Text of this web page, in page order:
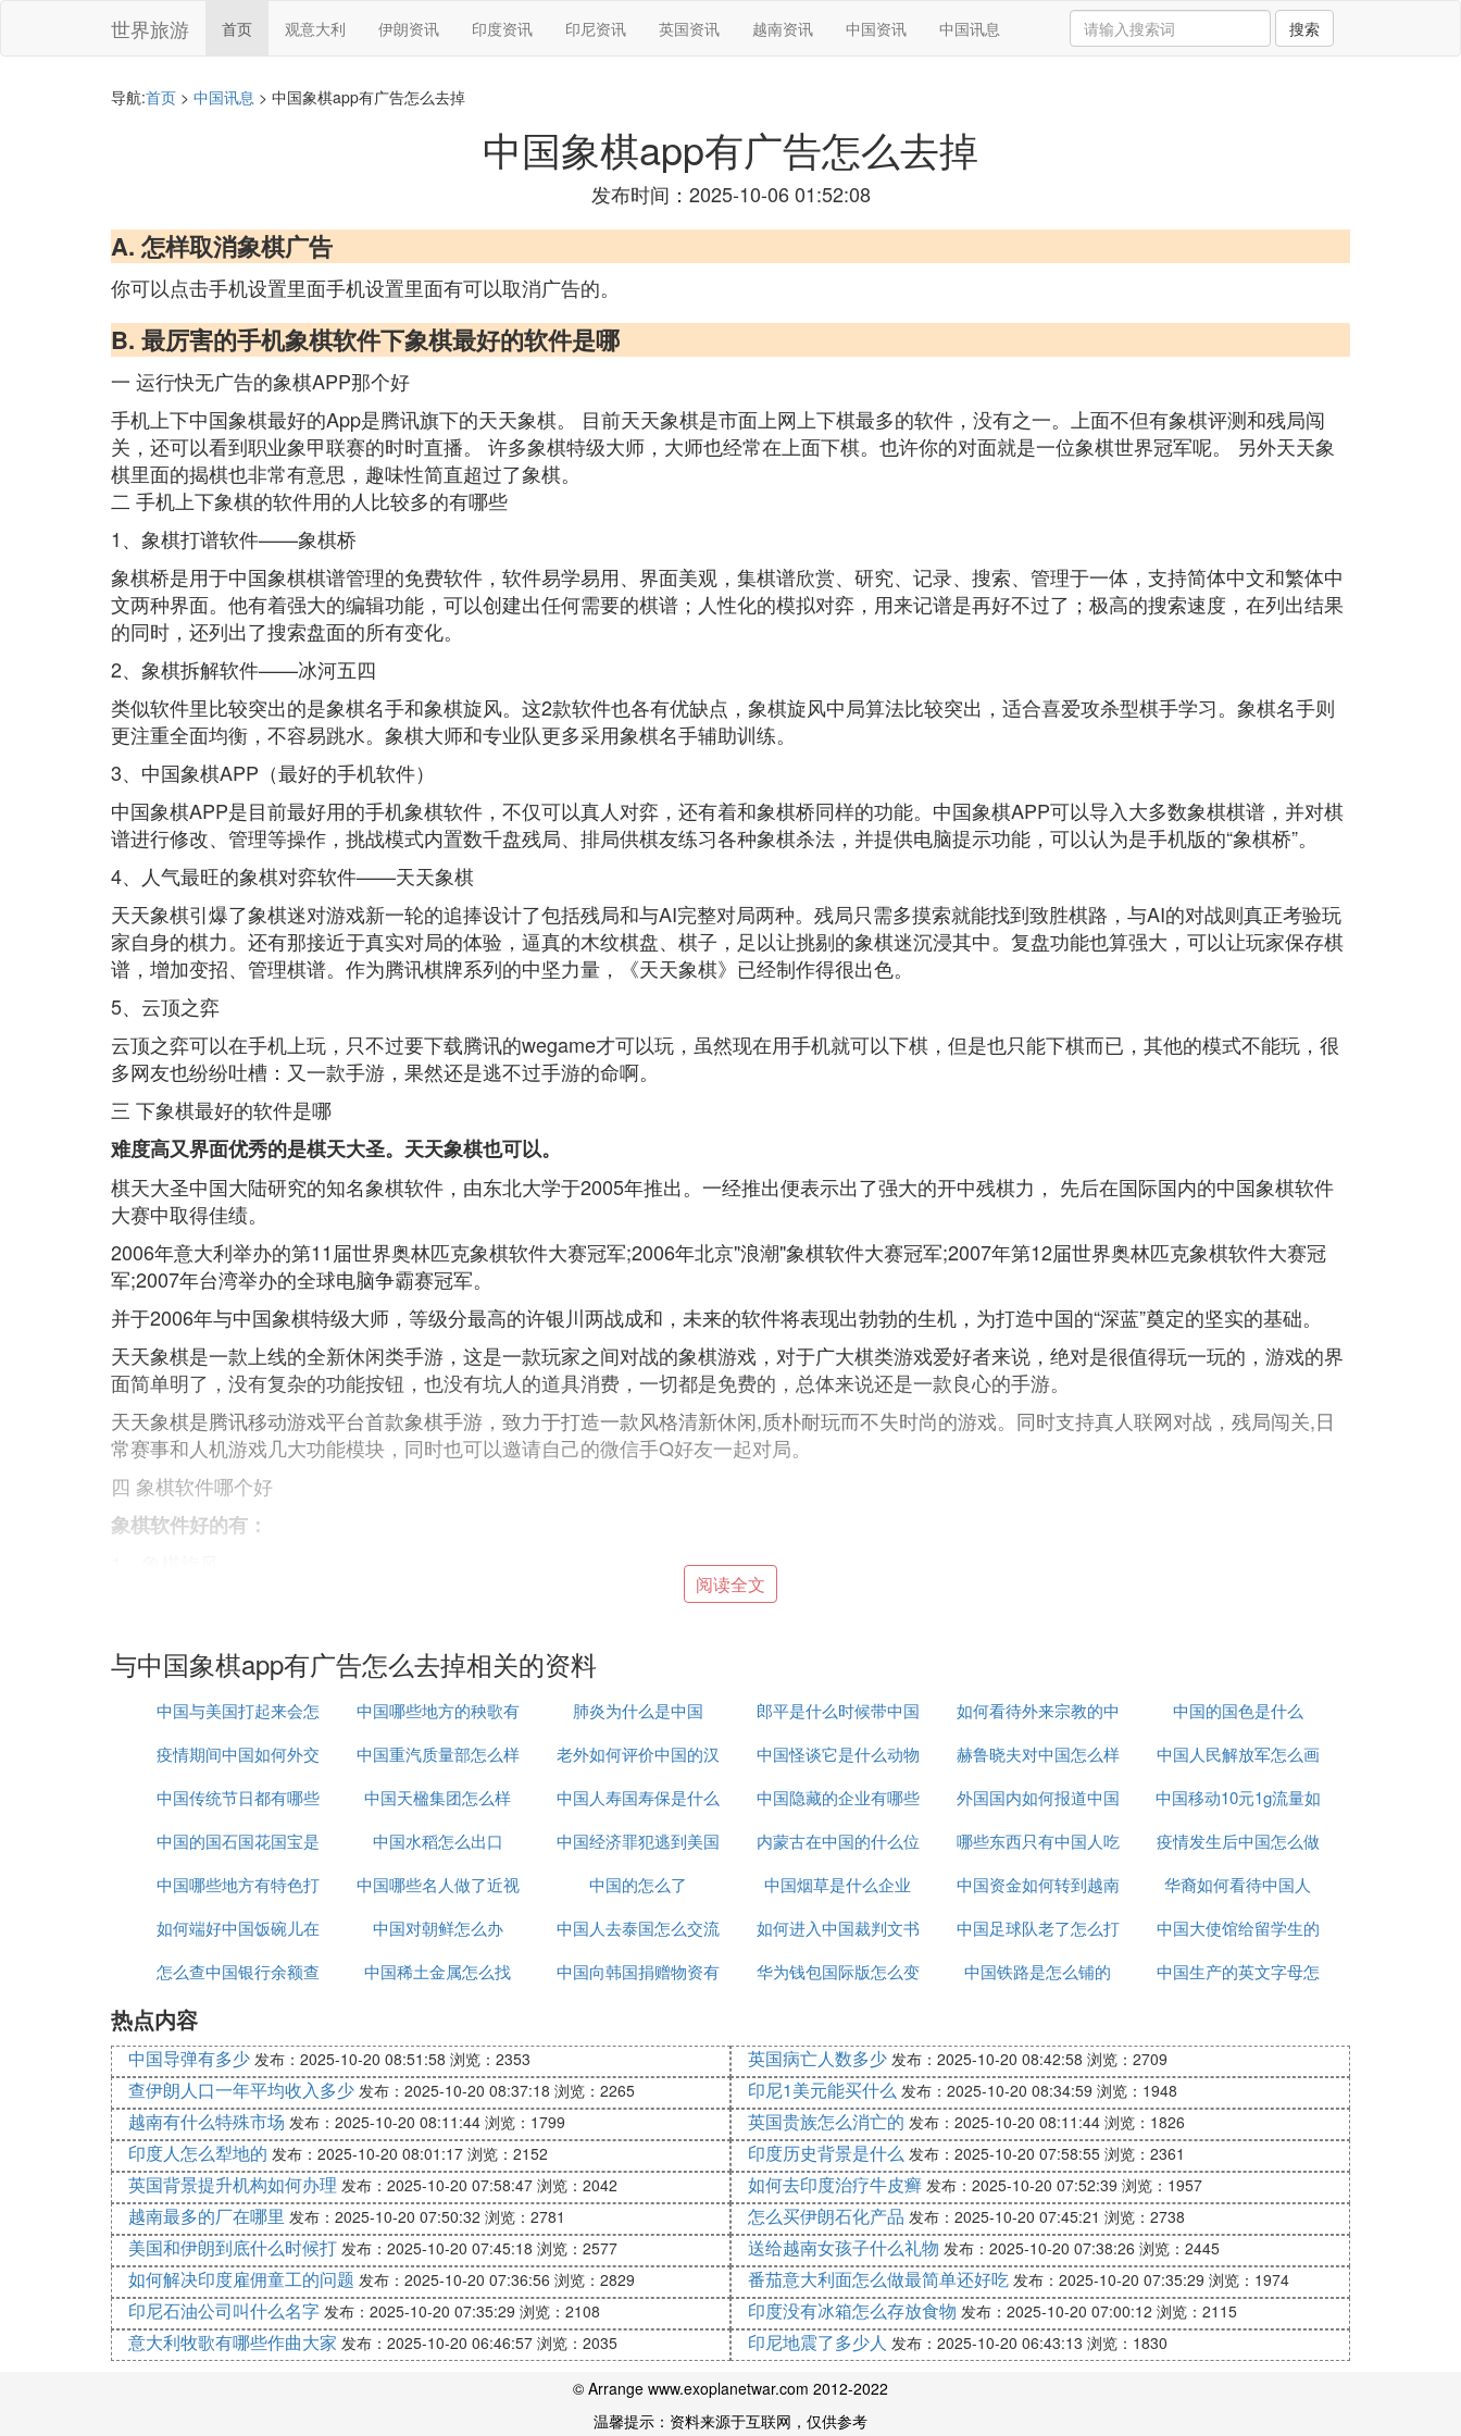
世界旅游 首页 观意大利 伊朗资讯 印度资讯 印尼资讯 英国资讯 越南资讯 中国资讯 中国讯息 搜索
导航:首页 > 中国讯息 > 中国象棋app有广告怎么去掉
中国象棋app有广告怎么去掉
发布时间：2025-10-06 01:52:08
A. 怎样取消象棋广告
你可以点击手机设置里面手机设置里面有可以取消广告的。
B. 最厉害的手机象棋软件下象棋最好的软件是哪
一 运行快无广告的象棋APP那个好
手机上下中国象棋最好的App是腾讯旗下的天天象棋。 目前天天象棋是市面上网上下棋最多的软件，没有之一。上面不但有象棋评测和残局闯
关，还可以看到职业象甲联赛的时时直播。 许多象棋特级大师，大师也经常在上面下棋。也许你的对面就是一位象棋世界冠军呢。 另外天天象
棋里面的揭棋也非常有意思，趣味性简直超过了象棋。
二 手机上下象棋的软件用的人比较多的有哪些
1、象棋打谱软件——象棋桥
象棋桥是用于中国象棋棋谱管理的免费软件，软件易学易用、界面美观，集棋谱欣赏、研究、记录、搜索、管理于一体，支持简体中文和繁体中
文两种界面。他有着强大的编辑功能，可以创建出任何需要的棋谱；人性化的模拟对弈，用来记谱是再好不过了；极高的搜索速度，在列出结果
的同时，还列出了搜索盘面的所有变化。
2、象棋拆解软件——冰河五四
类似软件里比较突出的是象棋名手和象棋旋风。这2款软件也各有优缺点，象棋旋风中局算法比较突出，适合喜爱攻杀型棋手学习。象棋名手则
更注重全面均衡，不容易跳水。象棋大师和专业队更多采用象棋名手辅助训练。
3、中国象棋APP（最好的手机软件）
中国象棋APP是目前最好用的手机象棋软件，不仅可以真人对弈，还有着和象棋桥同样的功能。中国象棋APP可以导入大多数象棋棋谱，并对棋
谱进行修改、管理等操作，挑战模式内置数千盘残局、排局供棋友练习各种象棋杀法，并提供电脑提示功能，可以认为是手机版的“象棋桥”。
4、人气最旺的象棋对弈软件——天天象棋
天天象棋引爆了象棋迷对游戏新一轮的追捧设计了包括残局和与AI完整对局两种。残局只需多摸索就能找到致胜棋路，与AI的对战则真正考验玩
家自身的棋力。还有那接近于真实对局的体验，逼真的木纹棋盘、棋子，足以让挑剔的象棋迷沉浸其中。复盘功能也算强大，可以让玩家保存棋
谱，增加变招、管理棋谱。作为腾讯棋牌系列的中坚力量，《天天象棋》已经制作得很出色。
5、云顶之弈
云顶之弈可以在手机上玩，只不过要下载腾讯的wegame才可以玩，虽然现在用手机就可以下棋，但是也只能下棋而已，其他的模式不能玩，很
多网友也纷纷吐槽：又一款手游，果然还是逃不过手游的命啊。
三 下象棋最好的软件是哪
难度高又界面优秀的是棋天大圣。天天象棋也可以。
棋天大圣中国大陆研究的知名象棋软件，由东北大学于2005年推出。一经推出便表示出了强大的开中残棋力， 先后在国际国内的中国象棋软件
大赛中取得佳绩。
2006年意大利举办的第11届世界奥林匹克象棋软件大赛冠军;2006年北京"浪潮"象棋软件大赛冠军;2007年第12届世界奥林匹克象棋软件大赛冠
军;2007年台湾举办的全球电脑争霸赛冠军。
并于2006年与中国象棋特级大师，等级分最高的许银川两战成和，未来的软件将表现出勃勃的生机，为打造中国的“深蓝”奠定的坚实的基础。
天天象棋是一款上线的全新休闲类手游，这是一款玩家之间对战的象棋游戏，对于广大棋类游戏爱好者来说，绝对是很值得玩一玩的，游戏的界
面简单明了，没有复杂的功能按钮，也没有坑人的道具消费，一切都是免费的，总体来说还是一款良心的手游。
天天象棋是腾讯移动游戏平台首款象棋手游，致力于打造一款风格清新休闲,质朴耐玩而不失时尚的游戏。同时支持真人联网对战，残局闯关,日
常赛事和人机游戏几大功能模块，同时也可以邀请自己的微信手Q好友一起对局。
四 象棋软件哪个好
象棋软件好的有：
它采用独特的位棋盘设计，运算速度快，知识更丰富，出棋准确率极高，是研究残局的不二神器。在实战过程中，它攻守平衡，招法纯正，对空
5、佳佳象棋
佳佳象棋GGzero从2009年开始崭露头角世卖，并一举夺得当年象棋软件大赛的亚军。佳佳象棋变幻莫测的出招与在对攻局面下的凌厉攻杀让人
强化学习算法，是世界上首款达到商业引擎水平的显卡加速象棋引擎。
五 象棋软件哪个好
关软件，来分享给大家希望能够帮助到你哦。
1. 人机象棋软件 软件类型：安卓APP
软件介绍：
人机对战象棋对决可以使你畅快感受到象棋的快乐，这款手机软件是专业给予了与象棋有关的_容，无论是与电脑上的棋牌游戏对战或是学习培
2. 鲨鱼象棋软件 软件类型：电脑软件
软件介绍：
象棋桥开场棋谱是特意为用象棋桥嫌喊手机软件的朋友们提前准备的十分非常好的棋谱类手机软件，如今你可以更为省时省力的打开自身的围棋
对战全球，坚信许多的客户都是会缓者歼喜爱，赶快免费下载畅玩吧！
4. 象棋 软件类型：安卓APP
软件介绍：
象棋，又称中国象棋。在中国有着悠久的历史，属于二人对抗性游戏的一种，由于用具简单，趣味性强，成为流行极为广泛的棋艺活动。
5. 中国象棋教学软件 软件类型：安卓APP
软件介绍：
我国象棋教学app是一款教你怎么下象棋的手机应用程序，含有对弈游戏和教学视频、残棋实例教程等作用版扰冲块，初学者在这里可以对新手
入门，高手在这里可以提升自己的棋技。
阅读全文
与中国象棋app有广告怎么去掉相关的资料
中国与美国打起来会怎
么样
中国哪些地方的秧歌有
名
肺炎为什么是中国
郎平是什么时候带中国
女排的
如何看待外来宗教的中
国化
中国的国色是什么
疫情期间中国如何外交
中国重汽质量部怎么样
老外如何评价中国的汉
服
中国怪谈它是什么动物 赫鲁晓夫对中国怎么样
中国人民解放军怎么画
的
中国传统节日都有哪些 中国天楹集团怎么样 中国人寿国寿保是什么 中国隐藏的企业有哪些
外国国内如何报道中国
疫情
中国移动10元1g流量如
何取消
中国的国石国花国宝是
什么
中国水稻怎么出口
中国经济罪犯逃到美国
怎么办
内蒙古在中国的什么位
置
哪些东西只有中国人吃
疫情发生后中国怎么做
的
中国哪些地方有特色打
鼓
中国哪些名人做了近视
手术
中国的怎么了 中国烟草是什么企业
中国资金如何转到越南
炒股
华裔如何看待中国人
如何端好中国饭碗儿在
线播放
中国对朝鲜怎么办 中国人去泰国怎么交流
如何进入中国裁判文书
网官网
中国足球队老了怎么打
亚洲杯
中国大使馆给留学生的
健康包有什么
怎么查中国银行余额查
中国稀土金属怎么找
中国向韩国捐赠物资有
华为钱包国际版怎么变
中国铁路是怎么铺的
中国生产的英文字母怎
热点内容
中国导弹有多少 发布：2025-10-20 08:51:58 浏览：2353 英国病亡人数多少 发布：2025-10-20 08:42:58 浏览：2709
查伊朗人口一年平均收入多少 发布：2025-10-20 08:37:18 浏览：2265 印尼1美元能买什么 发布：2025-10-20 08:34:59 浏览：1948
越南有什么特殊市场 发布：2025-10-20 08:11:44 浏览：1799 英国贵族怎么消亡的 发布：2025-10-20 08:11:44 浏览：1826
印度人怎么犁地的 发布：2025-10-20 08:01:17 浏览：2152 印度历史背景是什么 发布：2025-10-20 07:58:55 浏览：2361
英国背景提升机构如何办理 发布：2025-10-20 07:58:47 浏览：2042 如何去印度治疗牛皮癣 发布：2025-10-20 07:52:39 浏览：1957
越南最多的厂在哪里 发布：2025-10-20 07:50:32 浏览：2781 怎么买伊朗石化产品 发布：2025-10-20 07:45:21 浏览：2738
美国和伊朗到底什么时候打 发布：2025-10-20 07:45:18 浏览：2577 送给越南女孩子什么礼物 发布：2025-10-20 07:38:26 浏览：2445
如何解决印度雇佣童工的问题 发布：2025-10-20 07:36:56 浏览：2829 番茄意大利面怎么做最简单还好吃 发布：2025-10-20 07:35:29 浏览：1974
印尼石油公司叫什么名字 发布：2025-10-20 07:35:29 浏览：2108 印度没有冰箱怎么存放食物 发布：2025-10-20 07:00:12 浏览：2115
意大利牧歌有哪些作曲大家 发布：2025-10-20 06:46:57 浏览：2035 印尼地震了多少人 发布：2025-10-20 06:43:13 浏览：1830
© Arrange www.exoplanetwar.com 2012-2022
温馨提示：资料来源于互联网，仅供参考